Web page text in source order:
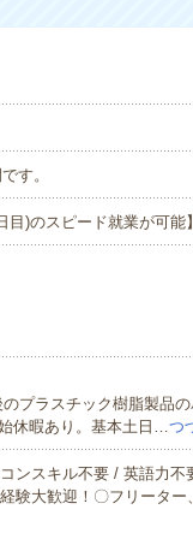
す。
)のスピード就業が可能
プラスチック樹脂製品
休暇あり。基本土日…つ
ンスキル不要 / 英語力不
経験大歓迎！〇フリー